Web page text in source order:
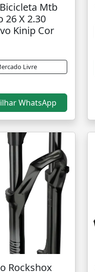
Mtb
26 X 2.30
Kinip Cor
Livre
WhatsApp
Rockshox